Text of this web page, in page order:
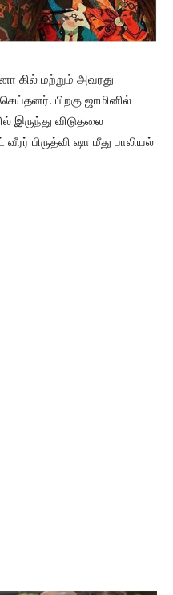
கில் மற்றும் அவரது
பிறகு ஜாமினில்
இருந்து விடுதலை
பிருத்வி ஷா மீது பாலியல்